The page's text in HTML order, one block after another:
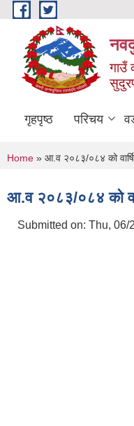
Skip to main content
गाउँ
गृहपृष्ठ परिचय
You are here
Home » आ.व २०८३/०८४ को
आ.व २०८३/०८४ को
Submitted on: Thu, 06/